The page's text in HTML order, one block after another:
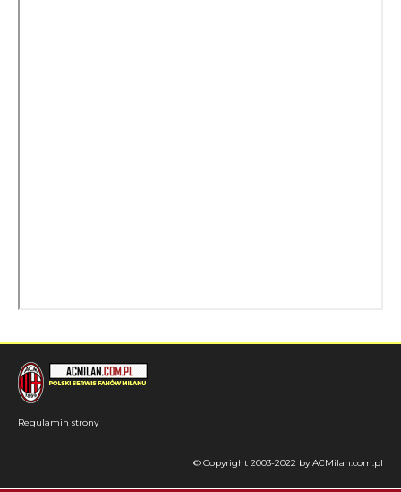
Regulamin strony
© Copyright 2003-2022 by ACMilan.com.pl